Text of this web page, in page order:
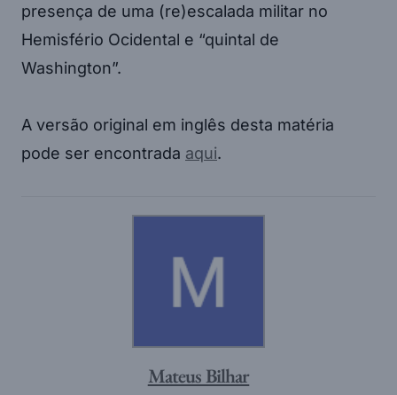
presença de uma (re)escalada militar no
Hemisfério Ocidental e “quintal de
Washington”.
A versão original em inglês desta matéria
pode ser encontrada aqui.
Mateus Bilhar